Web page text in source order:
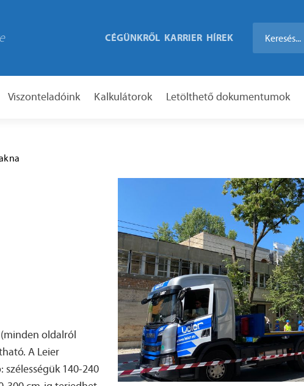
CÉGÜNKRŐL KARRIER HÍREK
Viszonteladóink Kalkulátorok Letölthető dokumentumok
oldalról
A Leier
140-240